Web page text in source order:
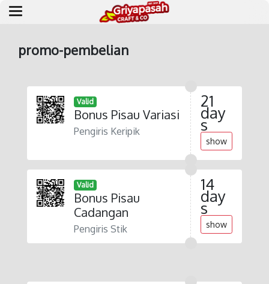
promo-pembelian
Valid
Bonus Pisau Variasi
Pengiris Keripik
21
day
s
show
Valid
Bonus Pisau
Cadangan
Pengiris Stik
14
day
s
show